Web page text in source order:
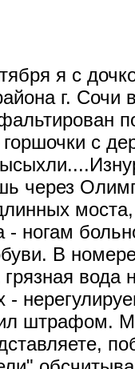
я с
г. Сочи
с
через
- ногам
В
грязная
-
штрафом.